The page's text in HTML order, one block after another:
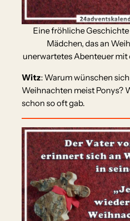
Eine fröhliche
Mädchen, das an
unerwartetes Abenteuer mit
Witz: Warum wünschen
Weihnachten meist Ponys?
schon so oft gab.